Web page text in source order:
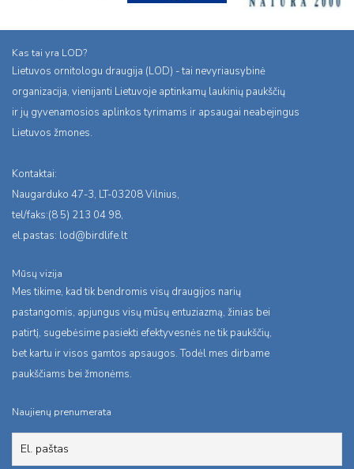
Kas tai yra LOD?
Lietuvos ornitologu draugija (LOD) - tai nevyriausybinė
organizacija, vienijanti Lietuvoje aptinkamų laukinių paukščių
ir jų gyvenamosios aplinkos tyrimams ir apsaugai neabejingus
Lietuvos žmones.
Kontaktai:
Naugarduko 47-3, LT-03208 Vilnius,
tel/faks:(8 5) 213 04 98,
el.pastas: lod@birdlife.lt
Mūsų vizija
Mes tikime, kad tik bendromis visų draugijos narių
pastangomis, apjungus visų mūsų entuziazmą, žinias bei
patirtį, sugebėsime pasiekti efektyvesnės ne tik paukščių,
bet kartu ir visos gamtos apsaugos. Todėl mes dirbame
paukščiams bei žmonėms.
Naujienų prenumerata